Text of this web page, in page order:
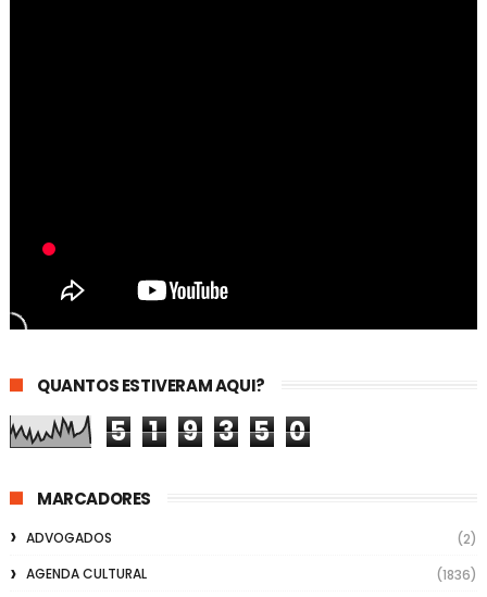
QUANTOS ESTIVERAM AQUI?
5 1 9 3 5 0
MARCADORES
ADVOGADOS
(2)
AGENDA CULTURAL
(1836)